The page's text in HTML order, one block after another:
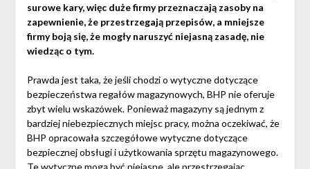
surowe kary, więc duże firmy przeznaczają zasoby na
zapewnienie, że przestrzegają przepisów, a mniejsze
firmy boją się, że mogły naruszyć niejasną zasadę, nie
wiedząc o tym.
Prawda jest taka, że jeśli chodzi o wytyczne dotyczące
bezpieczeństwa regałów magazynowych, BHP nie oferuje
zbyt wielu wskazówek. Ponieważ magazyny są jednym z
bardziej niebezpiecznych miejsc pracy, można oczekiwać, że
BHP opracowała szczegółowe wytyczne dotyczące
bezpiecznej obsługi i użytkowania sprzętu magazynowego.
Te wytyczne mogą być niejasne, ale przestrzegając